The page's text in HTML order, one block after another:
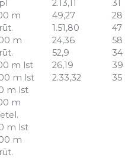
m
m
m lst
m lst
m lst
m
m lst
m
2.13,11
49,27
1.51,80
24,36
52,9
26,19
2.33,32
31
28
47
58
34
39
35